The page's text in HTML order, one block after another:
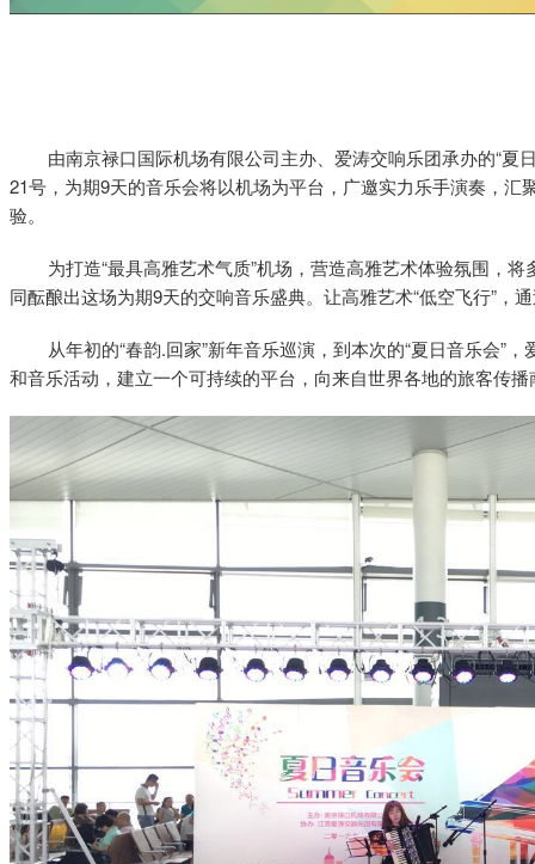
由南京禄口国际机场有限公司主办、爱涛交响乐团承办的“夏
21号，为期9天的音乐会将以机场为平台，广邀实力乐手演奏，
验。
为打造“最具高雅艺术气质”机场，营造高雅艺术体验氛围，将
同酝酿出这场为期9天的交响音乐盛典。让高雅艺术“低空飞行”，
从年初的“春韵.回家”新年音乐巡演，到本次的“夏日音乐会”
和音乐活动，建立一个可持续的平台，向来自世界各地的旅客传